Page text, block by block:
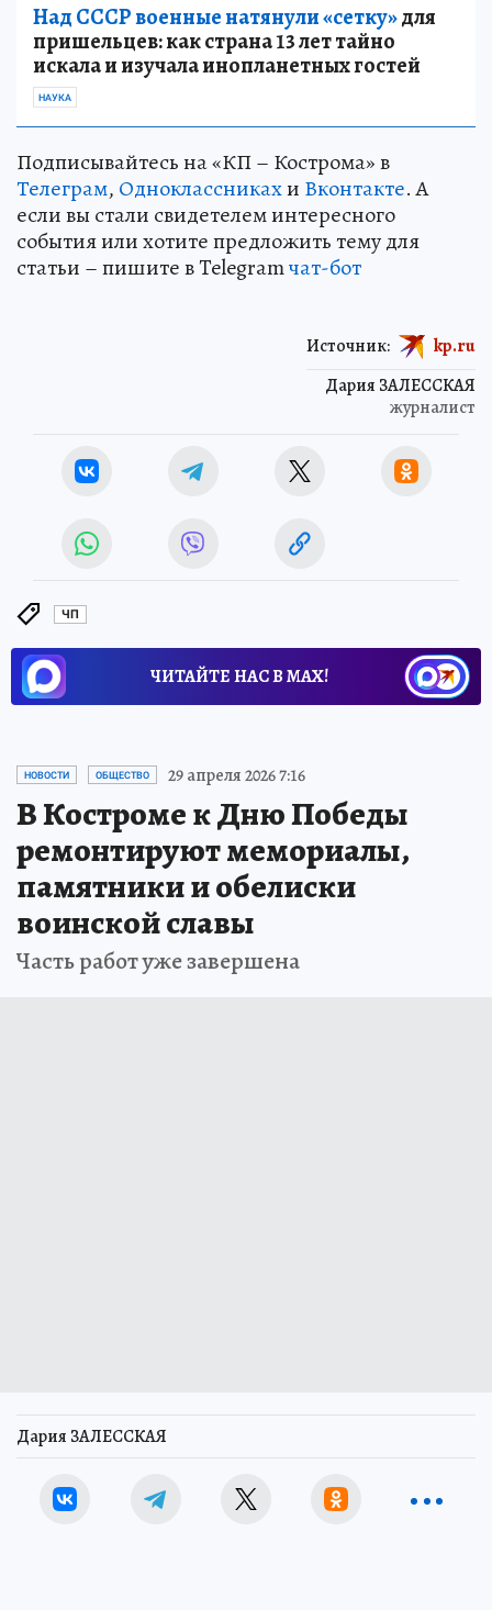
Над СССР военные натянули «сетку»для
пришельцев: как страна 13 лет тайно
искала и изучала инопланетных гостей
НАУКА
Подписывайтесь на «КП – Кострома» в
Телеграм, Одноклассникахи Вконтакте. А
если вы стали свидетелем интересного
события или хотите предложить тему для
статьи – пишите в Telegramчат-бот
Дария ЗАЛЕССКАЯ
журналист
Источник: kp.ru
ЧП
ЧИТАЙТЕ НАС В МАХ!
НОВОСТИ ОБЩЕСТВО 29 апреля 2026 7:16
В Костроме к Дню Победы
ремонтируют мемориалы,
памятники и обелиски
воинской славы
Часть работ уже завершена
Дария ЗАЛЕССКАЯ